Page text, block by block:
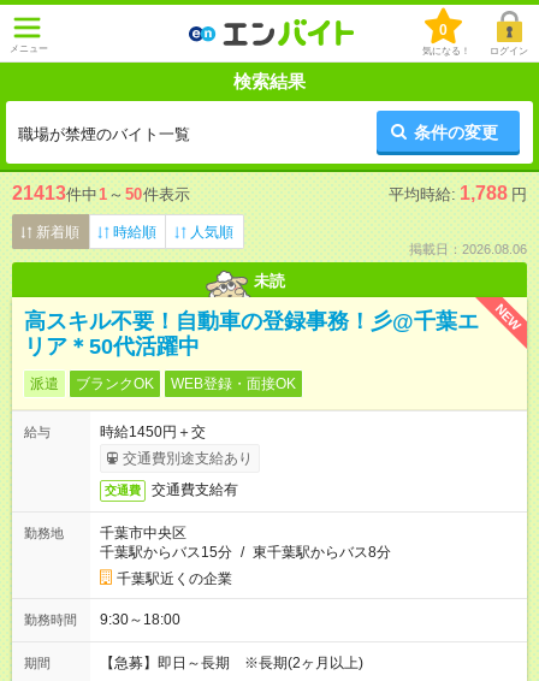
メニュー
0
気になる！ ログイン
検索結果
職場が禁煙のバイト一覧 条件の変更
21413件中1 ～ 50件表示 平均時給: 1,788 円
新着順 時給順 人気順
掲載日：2026.08.06
未読
NEW
高スキル不要！自動車の登録事務！彡@千葉エ
リア＊50代活躍中
派遣 ブランクOK WEB登録・面接OK
給与
時給1450円＋交
交通費別途支給あり
交通費 交通費支給有
勤務地
千葉市中央区
千葉駅からバス15分 / 東千葉駅からバス8分
千葉駅近くの企業
勤務時間 9:30～18:00
期間 【急募】即日～長期 ※長期(2ヶ月以上)